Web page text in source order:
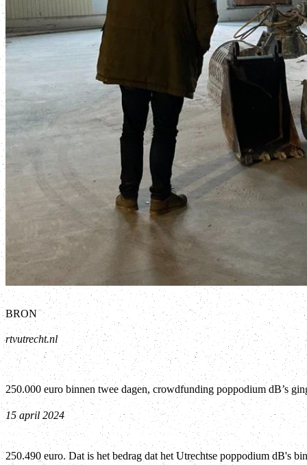
BRON
rtvutrecht.nl
250.000 euro binnen twee dagen, crowdfunding poppodium dB’s
15 april 2024
250.490 euro. Dat is het bedrag dat het Utrechtse poppodium dB's